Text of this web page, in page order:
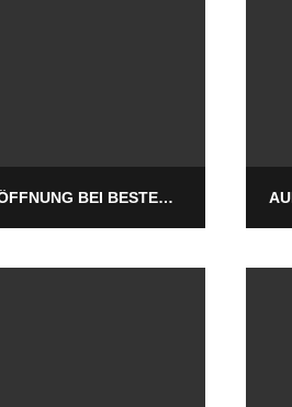
OFFIZIELLE SAISONERÖFFNUNG BEI BESTEM SOMMERWETTER